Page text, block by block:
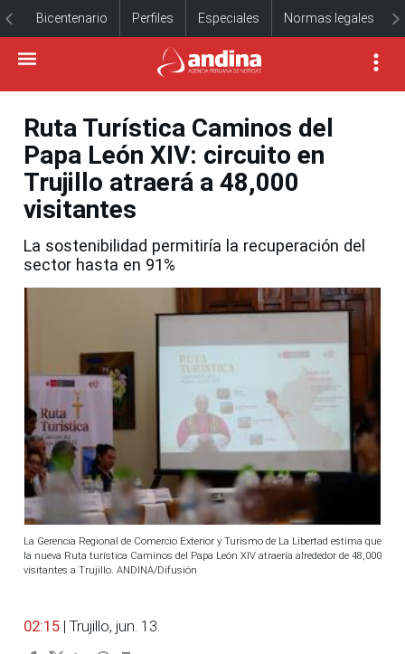
Bicentenario Perfiles Especiales Normas legales
Ruta Turística Caminos del
Papa León XIV: circuito en
Trujillo atraerá a 48,000
visitantes
La sostenibilidad permitiría la recuperación del
sector hasta en 91%
La Gerencia Regional de Comercio Exterior y Turismo de La Libertad estima que
la nueva Ruta turística Caminos del Papa León XIV atraería alrededor de 48,000
visitantes a Trujillo. ANDINA/Difusión
02:15 | Trujillo, jun. 13.